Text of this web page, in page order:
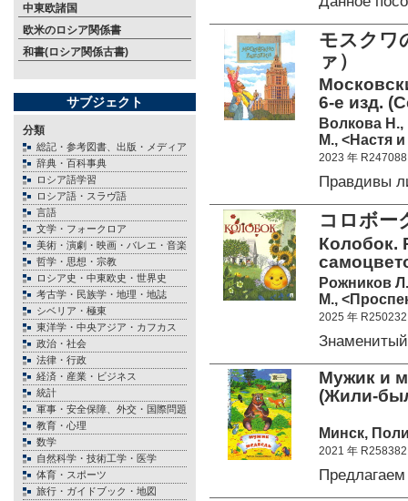
中東欧諸国
欧米のロシア関係書
和書(ロシア関係古書)
サブジェクト
分類
総記・参考図書、出版・メディア
辞典・百科事典
ロシア語学習
ロシア語・スラヴ語
言語
文学・フォークロア
美術・演劇・映画・バレエ・音楽
哲学・思想・宗教
ロシア史・中東欧史・世界史
考古学・民族学・地理・地誌
シベリア・極東
東洋学・中央アジア・カフカス
政治・社会
法律・行政
経済・産業・ビジネス
統計
軍事・安全保障、外交・国際問題
教育・心理
数学
自然科学・技術工学・医学
体育・スポーツ
旅行・ガイドブック・地図
モスクワ
ァ）
6-е изд.
Волкова
М., <Настя
2023 年 R247088
Правдивы
コロボ
Колобок.
Рожников
М.,
2025 年 R250232
Мужик и
(Жили-
Минск,
2021 年 R258382